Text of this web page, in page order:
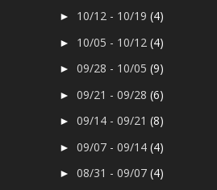
► 10/12 - 10/19(4)
► 10/05 - 10/12(4)
►09/28 - 10/05(9)
►09/21 - 09/28(6)
►09/14 - 09/21(8)
►09/07 - 09/14(4)
►08/31 - 09/07(4)